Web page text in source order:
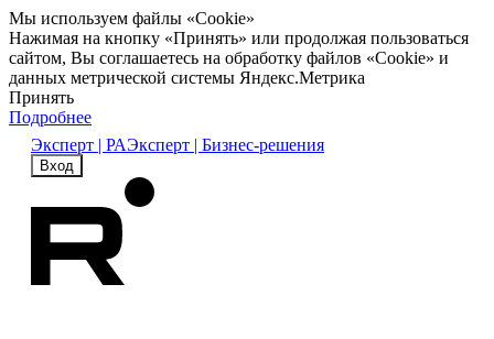
Мы используем файлы «Cookie»
Нажимая на кнопку «Принять» или продолжая пользоваться
сайтом, Вы соглашаетесь на обработку файлов «Cookie» и
данных метрической системы Яндекс.Метрика
Принять
Подробнее
Эксперт | РАЭксперт | Бизнес-решения
Вход